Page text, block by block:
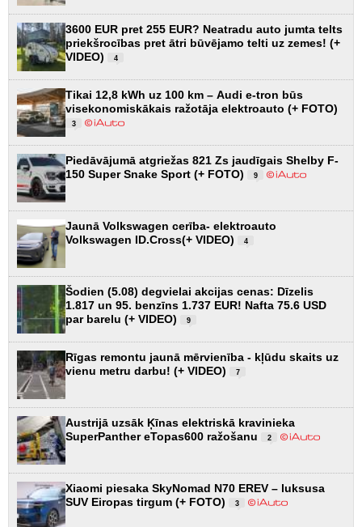
3600 EUR pret 255 EUR? Neatradu auto jumta telts
priekšrocības pret ātri būvējamo telti uz zemes! (+
VIDEO)
4
Tikai 12,8 kWh uz 100 km – Audi e-tron būs
visekonomiskākais ražotāja elektroauto (+ FOTO)
3
Piedāvājumā atgriežas 821 Zs jaudīgais Shelby F-
150 Super Snake Sport (+ FOTO)
9
Jaunā Volkswagen cerība- elektroauto
Volkswagen ID.Cross(+ VIDEO)
4
Šodien (5.08) degvielai akcijas cenas: Dīzelis
1.817 un 95. benzīns 1.737 EUR! Nafta 75.6 USD
par barelu (+ VIDEO)
9
Rīgas remontu jaunā mērvienība - kļūdu skaits uz
vienu metru darbu! (+ VIDEO)
7
Austrijā uzsāk Ķīnas elektriskā kravinieka
SuperPanther eTopas600 ražošanu
2
Xiaomi piesaka SkyNomad N70 EREV – luksusa
SUV Eiropas tirgum (+ FOTO)
3